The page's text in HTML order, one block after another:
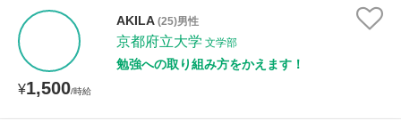
¥1,500/時給
AKILA (25)男性
京都府立大学 文学部
勉強への取り組み方をかえます！
時給：¥1,000 ～ ¥10,000
授業可能日